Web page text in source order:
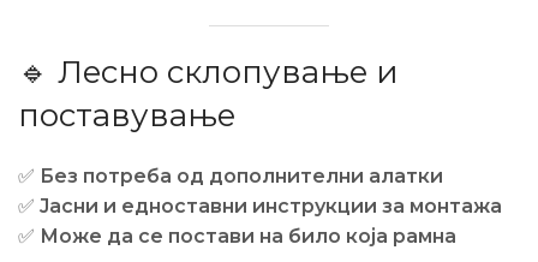
🔹 Лесно склопување и
поставување
✅ Без потреба од дополнителни алатки
✅ Јасни и едноставни инструкции за монтажа
✅ Може да се постави на било која рамна